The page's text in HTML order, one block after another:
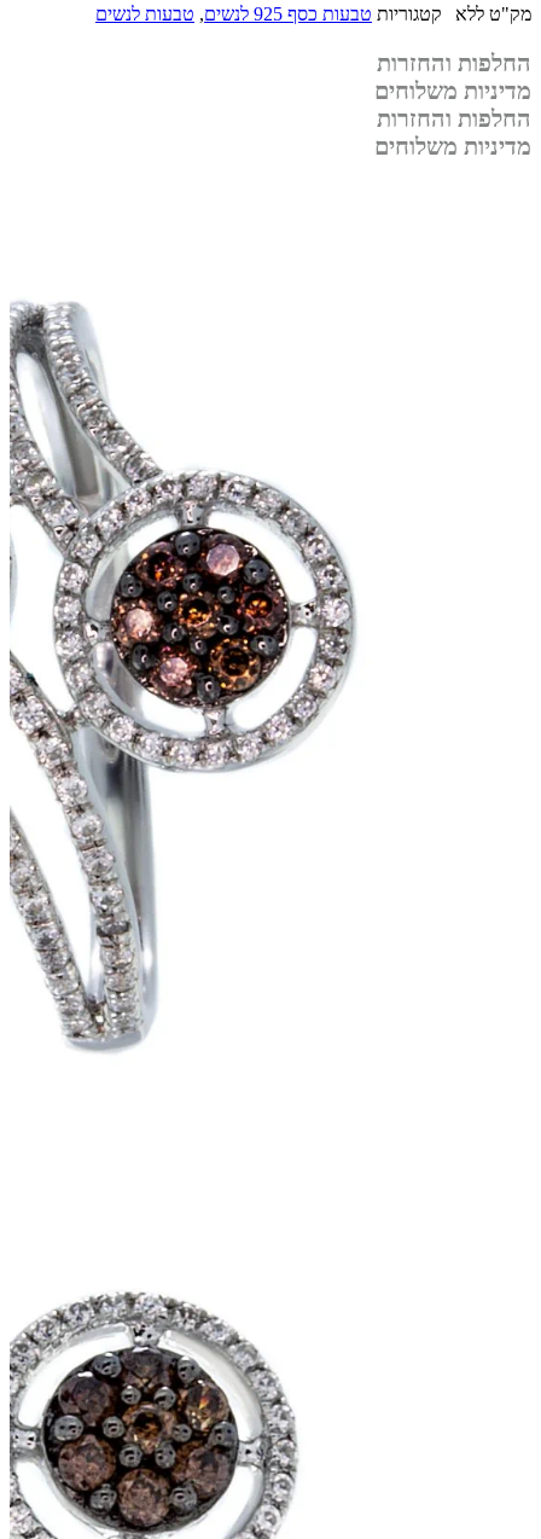
מק"ט ללא קטגוריות טבעות כסף 925 לנשים , טבעות לנשים
החלפות והחזרות
מדיניות משלוחים
החלפות והחזרות
מדיניות משלוחים